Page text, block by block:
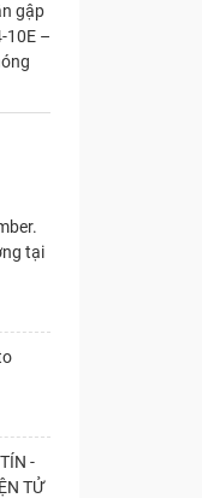
gập
10E –
tại
-
TỬ